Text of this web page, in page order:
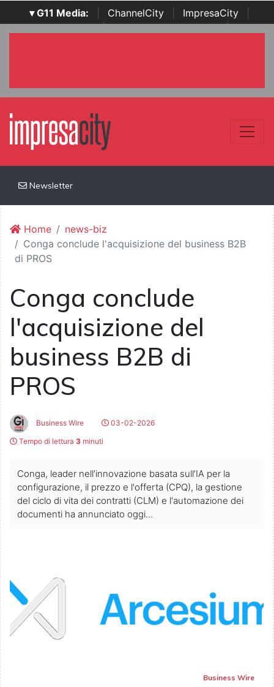
▾ G11 Media: ChannelCity ImpresaCity
SecurityOpenLab | Italian Channel Awards | Italian
Newsletter
Home
news-biz
Conga conclude l'acquisizione del business B2B
di PROS
Conga conclude
l'acquisizione del
business B2B di
PROS
Business Wire
03-02-2026
Tempo di lettura 3 minuti
Conga, leader nell’innovazione basata sull’IA per la
configurazione, il prezzo e l'offerta (CPQ), la gestione
del ciclo di vita dei contratti (CLM) e l'automazione dei
documenti ha annunciato oggi...
Business Wire